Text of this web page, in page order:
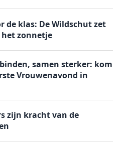
de klas: De Wildschut zet
zonnetje
samen sterker: kom
Vrouwenavond in
zijn kracht van de